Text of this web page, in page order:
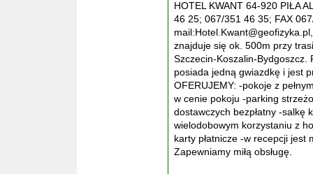
HOTEL KWANT 64-920 PIŁA
46 25; 067/351 46 35; FAX
znajduje się ok. 500m przy
Szczecin-Koszalin-Bydgoszcz.
posiada jedną gwiazdkę i jest
OFERUJEMY: -pokoje z
w cenie pokoju -parking
dostawczych bezpłatny -salkę
wielodobowym korzystaniu z
karty płatnicze -w recepcji
Zapewniamy miłą obsługę.